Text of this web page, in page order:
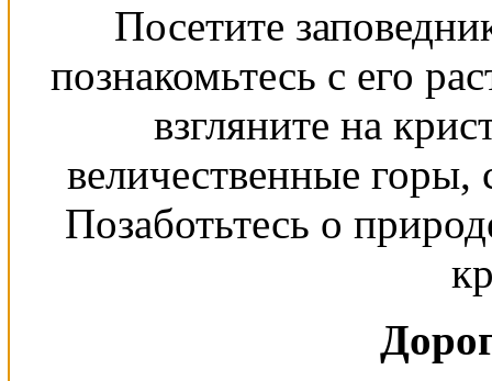
Посетите
познакомьтесь с его
взгляните на
величественные
Позаботьтесь о